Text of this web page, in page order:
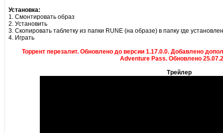
Установка:
1. Смонтировать образ
2. Установить
3. Скопировать таблетку из папки RUNE (на образе) в папку где
4. Играть
Торрент перезалит. Обновлено до версии 1.17.0.0. Добавлено
Adventure Pass. Обновлено
Трейлер